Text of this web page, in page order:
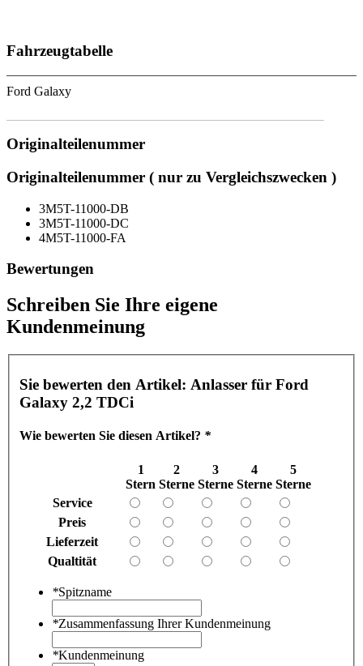
Fahrzeugtabelle
Ford Galaxy
Originalteilenummer
Originalteilenummer ( nur zu Vergleichszwecken )
3M5T-11000-DB
3M5T-11000-DC
4M5T-11000-FA
Bewertungen
Schreiben Sie Ihre eigene
Kundenmeinung
Sie bewerten den Artikel: Anlasser für Ford
Galaxy 2,2 TDCi
Wie bewerten Sie diesen Artikel? *
1
Stern
2
Sterne
3
Sterne
4
Sterne
5
Sterne
Service
Preis
Lieferzeit
Qualtität
*Spitzname
*Zusammenfassung Ihrer Kundenmeinung
*Kundenmeinung